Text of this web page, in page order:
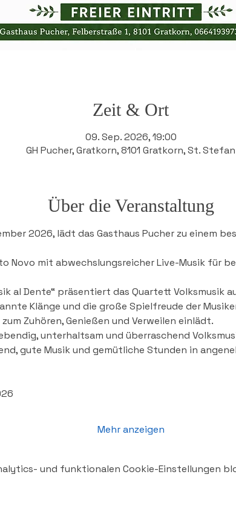
Zeit & Ort
09. Sep. 2026, 19:00
GH Pucher, Gratkorn, 8101 Gratkorn, St. Stefan
Über die Veranstaltung
2026, lädt das Gasthaus Pucher zu einem
Novo mit abwechslungsreicher Live-Musik für
al Dente“ präsentiert das Quartett Volksmusik
Klänge und die große Spielfreude der
Zuhören, Genießen und Verweilen einlädt.
unterhaltsam und überraschend
gute Musik und gemütliche Stunden in
Mehr anzeigen
und funktionalen Cookie-Einstellungen